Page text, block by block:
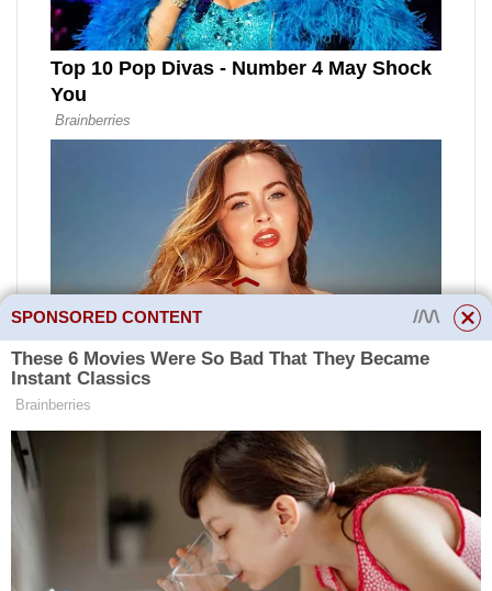
SPONSORED CONTENT